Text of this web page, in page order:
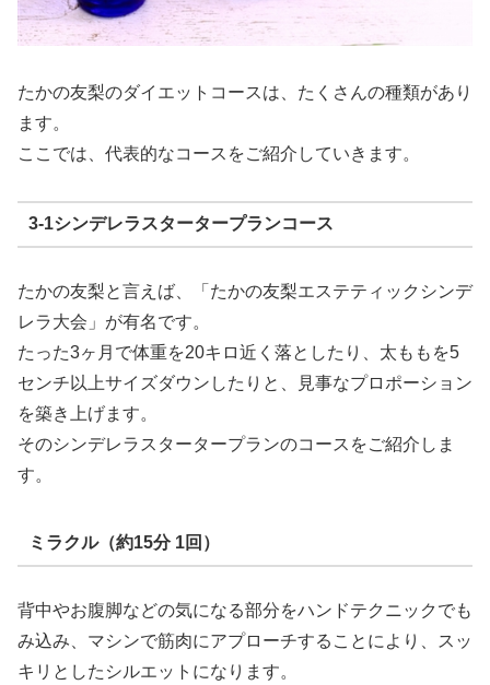
たかの友梨のダイエットコースは、たくさんの種類があり
ます。
ここでは、代表的なコースをご紹介していきます。
3-1シンデレラスタータープランコース
たかの友梨と言えば、「たかの友梨エステティックシンデ
レラ大会」が有名です。
たった3ヶ月で体重を20キロ近く落としたり、太ももを5
センチ以上サイズダウンしたりと、見事なプロポーション
を築き上げます。
そのシンデレラスタータープランのコースをご紹介しま
す。
ミラクル（約15分 1回）
背中やお腹脚などの気になる部分をハンドテクニックでも
み込み、マシンで筋肉にアプローチすることにより、スッ
キリとしたシルエットになります。